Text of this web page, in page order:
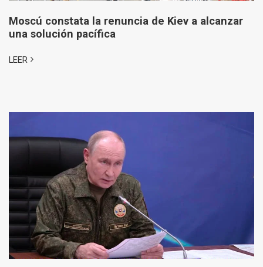
Moscú constata la renuncia de Kiev a alcanzar
una solución pacífica
LEER